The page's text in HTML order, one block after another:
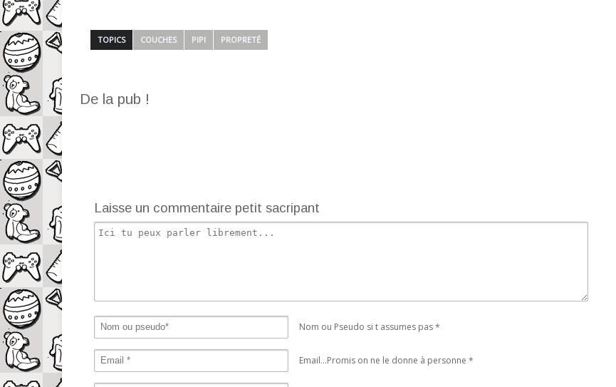
TOPICS COUCHES PIPI PROPRETÉ
De la pub !
Laisse un commentaire petit sacripant
Nom ou Pseudo si t assumes pas*
Email...Promis on ne le donne à personne *